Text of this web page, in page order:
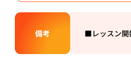
備考 ■レッスン